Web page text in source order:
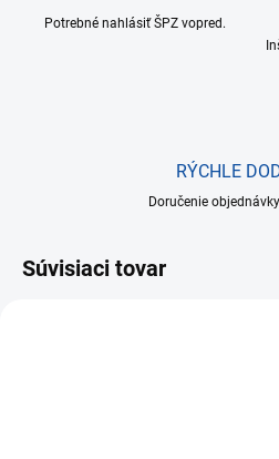
Potrebné nahlásiť ŠPZ vopred.
RÝCHLE
Doručenie
Súvisiaci tovar